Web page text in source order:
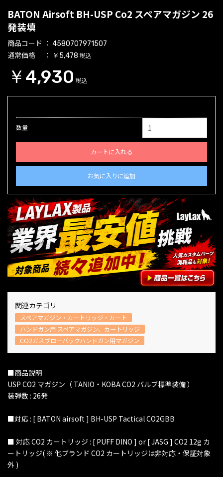
BATON Airsoft BH-USP Co2 スペアマガジン 26
発装填
商品コード 4580707971507
通常価格 ￥5,478 税込
￥4,930 税込
数量
カートに入れる
お気に入りに追加
関連カテゴリ
スペアマガジン・カートリッジ・カート
ハンドガン用 スペアマガジン、カートリッジ
CO2ガスブローバックハンドガン用マガジン
■商品説明
USP CO2 マガジン（ TANIO・KOBA CO2 バルブ標準装備 ）
装弾数 : 26発
■対応 : [ BATON airsoft ] BH-USP Tactical CO2GBB
■ 対応 CO2 カートリッジ : [ PUFF DINO ] or [ JASG ] CO2 12g カ
ートリッジ( ※ 他ブランド CO2 カートリッジは非対応・保証対象
外 )